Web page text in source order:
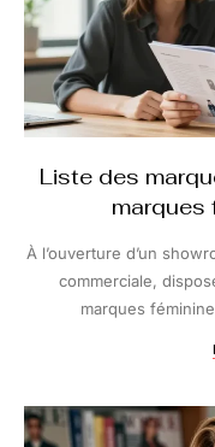
Liste des
marques
À l’ouverture d’un
commerciale,
marques